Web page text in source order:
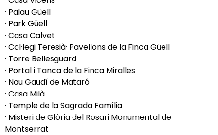
· Palau Güell
· Park Güell
· Casa Calvet
· Col·legi Teresià· Pavellons de la Finca Güell
· Torre Bellesguard
· Portal i Tanca de la Finca Miralles
· Nau Gaudí de Mataró
· Casa Milà
· Temple de la Sagrada Família
· Misteri de Glòria del Rosari Monumental de
Montserrat